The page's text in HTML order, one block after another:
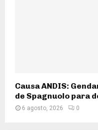
Causa ANDIS:
de Spagnuolo para
6 agosto, 2026 0